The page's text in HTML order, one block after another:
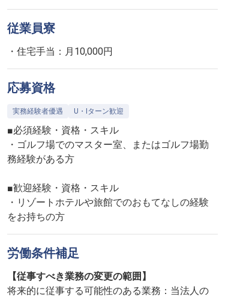
従業員寮
・住宅手当：月10,000円
応募資格
実務経験者優遇 U・Iターン歓迎
■必須経験・資格・スキル
・ゴルフ場でのマスター室、またはゴルフ場勤
務経験がある方
■歓迎経験・資格・スキル
・リゾートホテルや旅館でのおもてなしの経験
をお持ちの方
労働条件補足
【従事すべき業務の変更の範囲】
将来的に従事する可能性のある業務：当法人の